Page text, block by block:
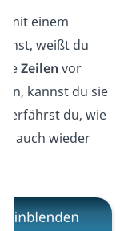
mit einem
weißt du
Zeilen vor
kannst du sie
erfährst du, wie
auch wieder